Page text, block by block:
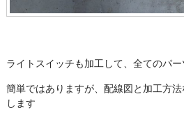
ライトスイッチも加工して、全てのパ
簡単ではありますが、配線図と加工方
します